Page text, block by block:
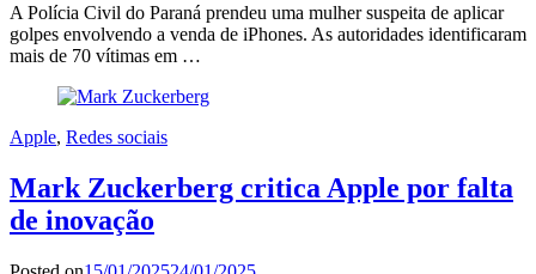
A Polícia Civil do Paraná prendeu uma mulher suspeita de aplicar
golpes envolvendo a venda de iPhones. As autoridades identificaram
mais de 70 vítimas em …
Apple, Redes sociais
Mark Zuckerberg critica Apple por falta
de inovação